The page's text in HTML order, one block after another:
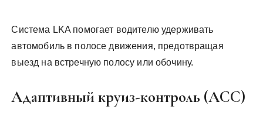
Система LKA помогает водителю удерживать
автомобиль в полосе движения, предотвращая
выезд на встречную полосу или обочину.
Адаптивный круиз-контроль (ACC)